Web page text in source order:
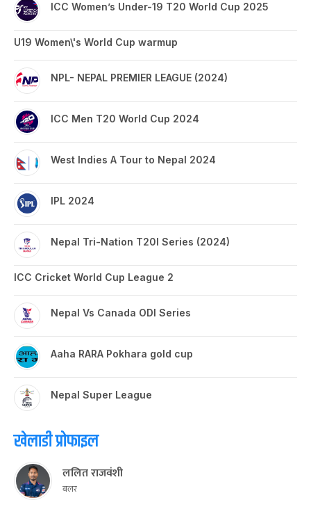
ICC Women’s Under-19 T20 World Cup 2025
U19 Women\'s World Cup warmup
NPL- NEPAL PREMIER LEAGUE (2024)
ICC Men T20 World Cup 2024
West Indies A Tour to Nepal 2024
IPL 2024
Nepal Tri-Nation T20I Series (2024)
ICC Cricket World Cup League 2
Nepal Vs Canada ODI Series
Aaha RARA Pokhara gold cup
Nepal Super League
खेलाडी प्रोफाइल
ललित राजवंशी
बलर